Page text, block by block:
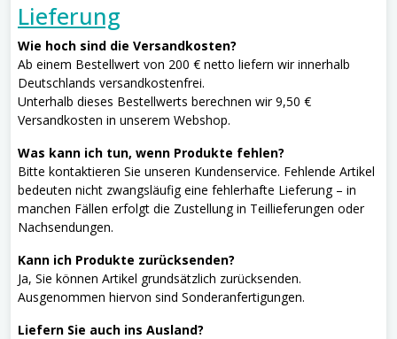
Lieferung
Wie hoch sind die Versandkosten?
Ab einem Bestellwert von 200 € netto liefern wir innerhalb
Deutschlands versandkostenfrei.
Unterhalb dieses Bestellwerts berechnen wir 9,50 €
Versandkosten in unserem Webshop.
Was kann ich tun, wenn Produkte fehlen?
Bitte kontaktieren Sie unseren Kundenservice. Fehlende Artikel
bedeuten nicht zwangsläufig eine fehlerhafte Lieferung – in
manchen Fällen erfolgt die Zustellung in Teillieferungen oder
Nachsendungen.
Kann ich Produkte zurücksenden?
Ja, Sie können Artikel grundsätzlich zurücksenden.
Ausgenommen hiervon sind Sonderanfertigungen.
Liefern Sie auch ins Ausland?